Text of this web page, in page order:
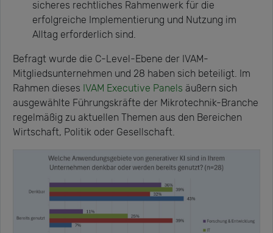
sicheres rechtliches Rahmenwerk für die
erfolgreiche Implementierung und Nutzung im
Alltag erforderlich sind.
Befragt wurde die C-Level-Ebene der IVAM-
Mitgliedsunternehmen und 28 haben sich beteiligt. Im
Rahmen dieses IVAM Executive Panels äußern sich
ausgewählte Führungskräfte der Mikrotechnik-Branche
regelmäßig zu aktuellen Themen aus den Bereichen
Wirtschaft, Politik oder Gesellschaft.